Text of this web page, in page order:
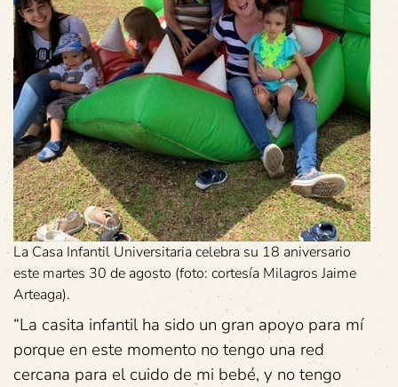
La Casa Infantil Universitaria celebra su 18 aniversario
este martes 30 de agosto (foto: cortesía Milagros Jaime
Arteaga).
“La casita infantil ha sido un gran apoyo para mí
porque en este momento no tengo una red
cercana para el cuido de mi bebé, y no tengo